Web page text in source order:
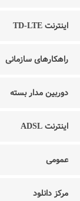
اینترنت TD-LTE
راهکارهای سازمانی
دوربین مدار بسته
اینترنت ADSL
عمومی
مرکز دانلود